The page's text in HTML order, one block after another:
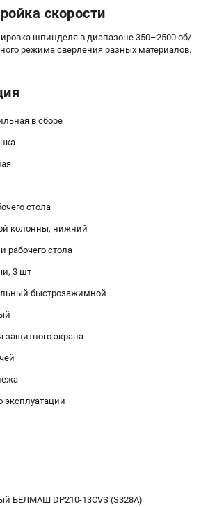
скорости
шпинделя в диапазоне 350–2500 об/
режима сверления разных материалов.
в сборе
стола
колонны, нижний
рабочего стола
3 шт
быстрозажимной
экрана
эксплуатации
БЕЛМАШ DP210-13CVS (S328A)